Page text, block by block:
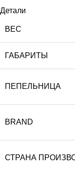
Детали
ВЕС
ГАБАРИТЫ
ПЕПЕЛЬНИЦА
BRAND
СТРАНА